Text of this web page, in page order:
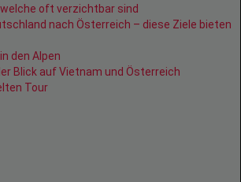
oft verzichtbar sind
nach Österreich – diese Ziele bieten
den Alpen
Blick auf Vietnam und Österreich
Tour